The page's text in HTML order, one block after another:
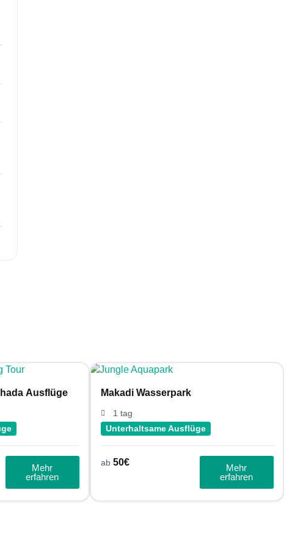
Ausflüge
Mehr
erfahren
Makadi Wasserpark
ab 50€
Mehr
erfahren
1 tag
Unterhaltsame Ausflüge